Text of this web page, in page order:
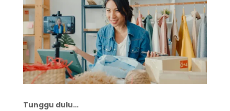
Tunggu dulu…